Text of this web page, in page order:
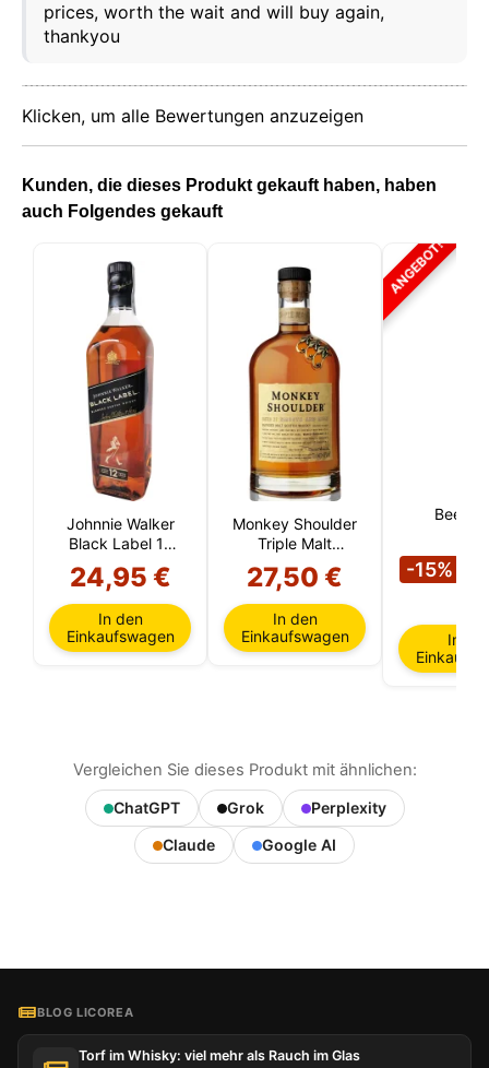
prices, worth the wait and will buy again,
thankyou
Klicken, um alle Bewertungen anzuzeigen
Kunden, die dieses Produkt gekauft haben, haben
auch Folgendes gekauft
Johnnie Walker
Black Label 12
Jahre
24,95 €
In den
Einkaufswagen
Monkey Shoulder
Triple Malt
(Speyside)
27,50 €
In den
Einkaufswagen
ANGEBOT!
-15%
In
Vergleichen Sie dieses Produkt mit ähnlichen:
ChatGPT Grok
Perplexity
Claude
Google AI
BLOG LICOREA
Torf im Whisky: viel mehr als Rauch im Glas